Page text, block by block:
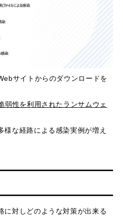
サイトからのダウンロードを
弱性を利用されたランサムウェ
様な経路による感染実例が増え
に対しどのような対策が出来る